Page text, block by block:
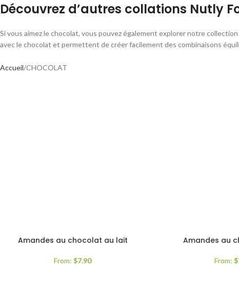
Découvrez d’autres collations Nutly
Si vous aimez le chocolat, vous pouvez également explorer notre
avec le chocolat et permettent de créer facilement des combinaisons
Accueil CHOCOLAT
Amandes au chocolat au lait
From: $7.90
Amandes au
From: $